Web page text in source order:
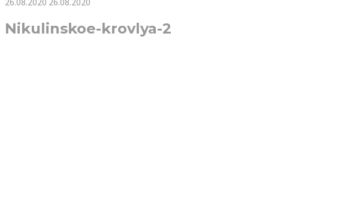
Nikulinskoe-krovlya-2